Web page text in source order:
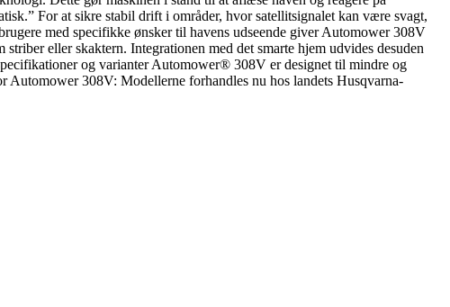
For at sikre stabil drift i områder, hvor satellitsignalet kan være svagt,
med specifikke ønsker til havens udseende giver Automower 308V
eller skaktern. Integrationen med det smarte hjem udvides desuden
og varianter Automower® 308V er designet til mindre og
Automower 308V: Modellerne forhandles nu hos landets Husqvarna-